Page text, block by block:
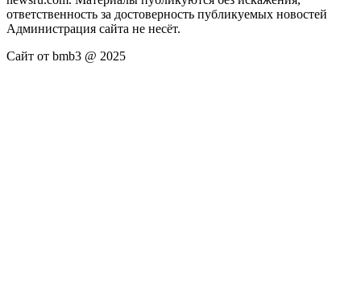
ответственность за достоверность публикуемых новостей
Администрация сайта не несёт.
Сайт от bmb3 @ 2025